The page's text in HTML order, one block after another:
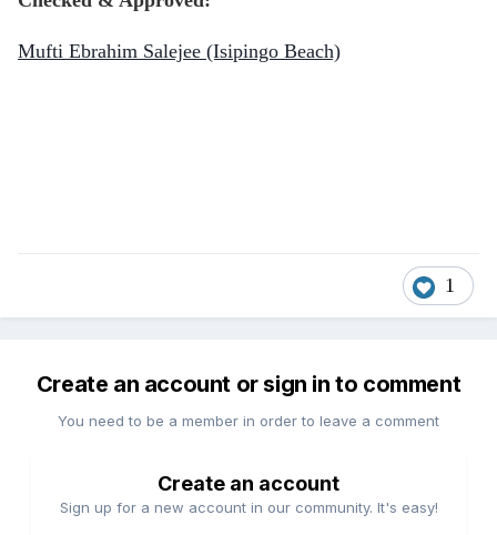
Mufti Ebrahim Salejee (Isipingo Beach)
1
Create an account or sign in to comment
You need to be a member in order to leave a comment
Create an account
Sign up for a new account in our community. It's easy!